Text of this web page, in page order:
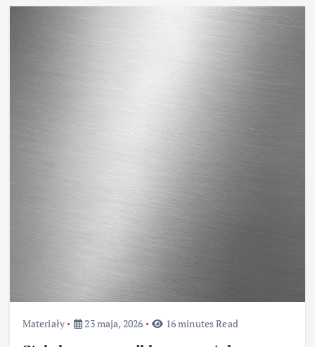
Materiały 23 maja, 2026 16 minutes Read